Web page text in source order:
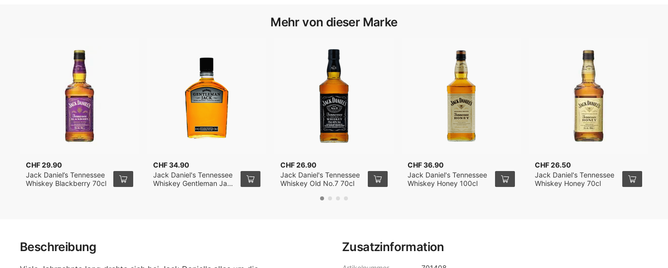
Beschreibung Zusatzinformation
Mehr von dieser Marke
CHF 29.90
Jack Daniel’s Tennessee
Whiskey Blackberry 70cl
CHF 34.90
Jack Daniel's Tennessee
Whiskey Gentleman Jack
CHF 26.90
Jack Daniel's Tennessee
Whiskey Old No.7 70cl
CHF 36.90
Jack Daniel's Tennessee
Whiskey Honey 100cl
CHF 26.50
Jack Daniel's Tennessee
Whiskey Honey 70cl